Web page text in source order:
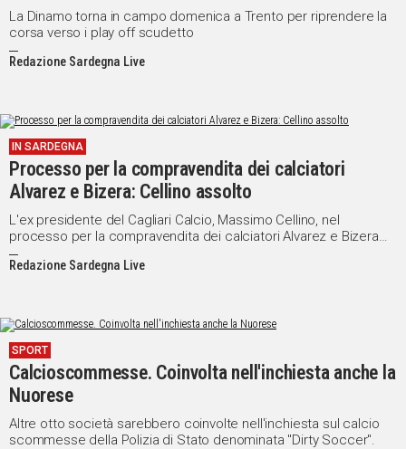
Social
La Dinamo torna in campo domenica a Trento per riprendere la
corsa verso i play off scudetto
Redazione Sardegna Live
IN SARDEGNA
Processo per la compravendita dei calciatori
Alvarez e Bizera: Cellino assolto
L'ex presidente del Cagliari Calcio, Massimo Cellino, nel
processo per la compravendita dei calciatori Alvarez e Bizera
nel quale era imputato per evasione fiscale, è stato assolto
perché il fatto non è più previsto come reato.
Redazione Sardegna Live
SPORT
Calcioscommesse. Coinvolta nell'inchiesta anche la
Nuorese
Altre otto società sarebbero coinvolte nell'inchiesta sul calcio
scommesse della Polizia di Stato denominata "Dirty Soccer".